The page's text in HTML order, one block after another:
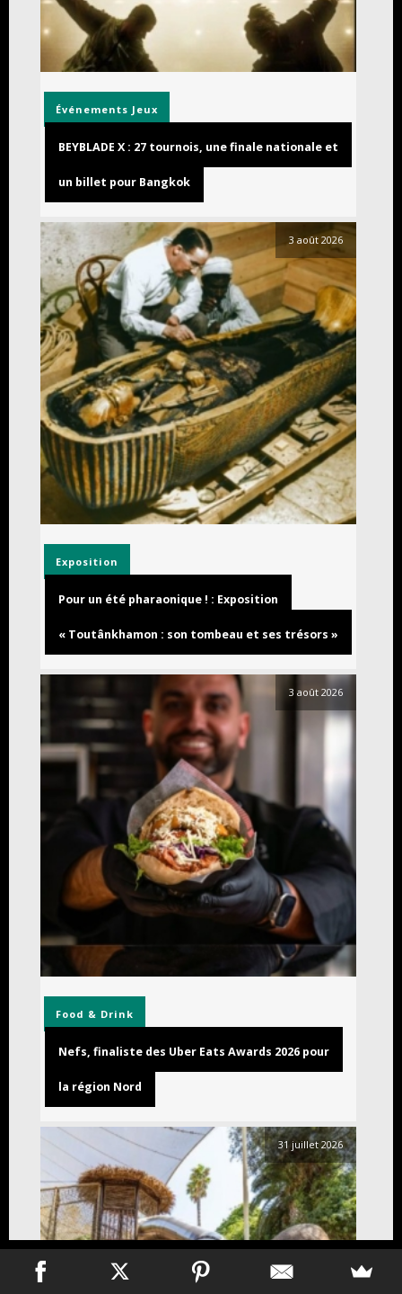
Événements Jeux
BEYBLADE X : 27 tournois, une finale nationale et
un billet pour Bangkok
3 août 2026
Exposition
Pour un été pharaonique ! : Exposition
« Toutânkhamon : son tombeau et ses trésors »
3 août 2026
Food & Drink
Nefs, finaliste des Uber Eats Awards 2026 pour
la région Nord
31 juillet 2026